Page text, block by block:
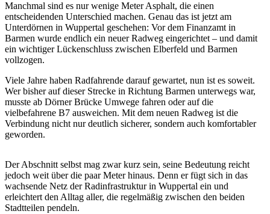
Manchmal sind es nur wenige Meter Asphalt, die einen
entscheidenden Unterschied machen. Genau das ist jetzt am
Unterdörnen in Wuppertal geschehen: Vor dem Finanzamt in
Barmen wurde endlich ein neuer Radweg eingerichtet – und damit
ein wichtiger Lückenschluss zwischen Elberfeld und Barmen
vollzogen.
Viele Jahre haben Radfahrende darauf gewartet, nun ist es soweit.
Wer bisher auf dieser Strecke in Richtung Barmen unterwegs war,
musste ab Dörner Brücke Umwege fahren oder auf die
vielbefahrene B7 ausweichen. Mit dem neuen Radweg ist die
Verbindung nicht nur deutlich sicherer, sondern auch komfortabler
geworden.
Der Abschnitt selbst mag zwar kurz sein, seine Bedeutung reicht
jedoch weit über die paar Meter hinaus. Denn er fügt sich in das
wachsende Netz der Radinfrastruktur in Wuppertal ein und
erleichtert den Alltag aller, die regelmäßig zwischen den beiden
Stadtteilen pendeln.